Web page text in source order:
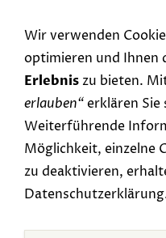
Wir verwenden
optimieren und Ihnen
Erlebniszu bieten.
erlauben“erklären Sie
Weiterführende
Möglichkeit, einzelne
zu deaktivieren,